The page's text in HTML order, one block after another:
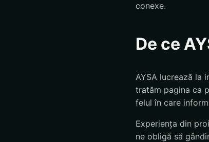
conexe.
De ce
AYSA lucrează la
tratăm pagina ca
felul în care
Experiența din
ne obligă să